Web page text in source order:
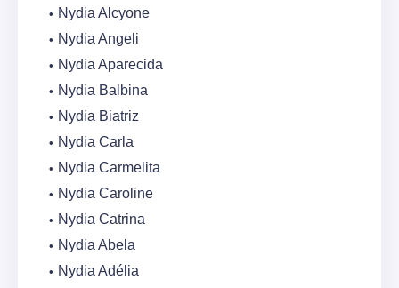
Nydia Alcyone
Nydia Angeli
Nydia Aparecida
Nydia Balbina
Nydia Biatriz
Nydia Carla
Nydia Carmelita
Nydia Caroline
Nydia Catrina
Nydia Abela
Nydia Adélia